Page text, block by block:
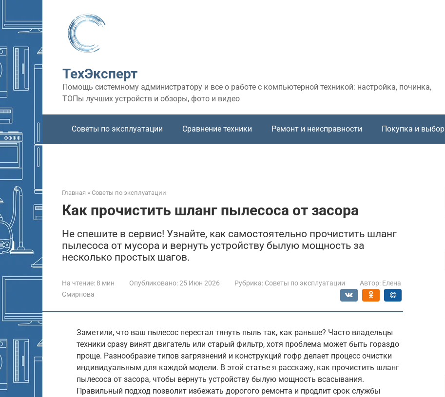
контенту
ТехЭксперт
Помощь системному администратору и все о работе с компьютерной техникой: настройка, починка,
ТОПы лучших устройств и обзоры, фото и видео
Советы по эксплуатации Сравнение техники Ремонт и неисправности Покупка и выбор
Главная » Советы по эксплуатации
Как прочистить шланг пылесоса от засора
Не спешите в сервис! Узнайте, как самостоятельно прочистить шланг
пылесоса от мусора и вернуть устройству былую мощность за
несколько простых шагов.
На чтение: 8 мин Опубликовано:25 Июн 2026 Рубрика: Советы по эксплуатации Автор: Елена
Смирнова
Заметили, что ваш пылесос перестал тянуть пыль так, как раньше? Часто владельцы
техники сразу винят двигатель или старый фильтр, хотя проблема может быть гораздо
проще. Разнообразие типов загрязнений и конструкций гофр делает процесс очистки
индивидуальным для каждой модели. В этой статье я расскажу, как прочистить шланг
пылесоса от засора, чтобы вернуть устройству былую мощность всасывания.
Правильный подход позволит избежать дорогого ремонта и продлит срок службы